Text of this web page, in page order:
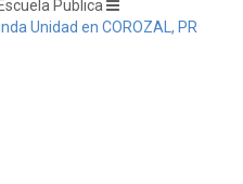
Publica
Unidad en COROZAL, PR